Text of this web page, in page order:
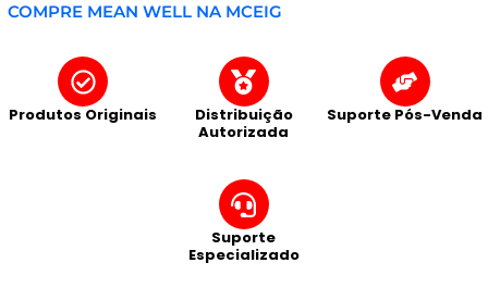
COMPRE MEAN WELL NA MCEIG
Produtos Originais
Distribuição
Autorizada
Suporte Pós-Venda
Suporte
Especializado